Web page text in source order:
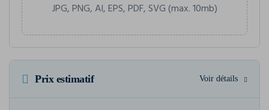
JPG, PNG, AI, EPS, PDF, SVG (max. 10mb)
Prix estimatif Voir détails